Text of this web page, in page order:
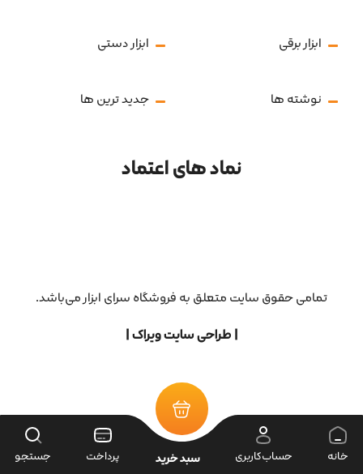
ابزار برقی ابزار دستی
نوشته ها جدید ترین ها
نماد های اعتماد
تمامی حقوق سایت متعلق به فروشگاه سرای ابزار می‌باشد.
| طراحی سایت ویراک |
خانه حساب‌کاربری سبد خرید پرداخت جستجو